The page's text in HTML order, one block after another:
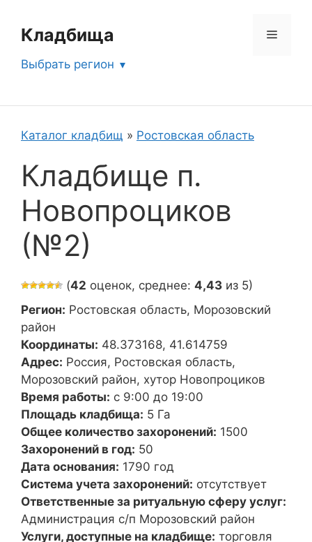
содержимому
Кладбища Меню
Выбрать регион
Каталог кладбищ » Ростовская область
Кладбище п.
Новопроциков
(№2)
(42 оценок, среднее: 4,43 из 5)
Регион: Ростовская область, Морозовский
район
Координаты: 48.373168, 41.614759
Адрес: Россия, Ростовская область,
Морозовский район, хутор Новопроциков
Время работы: с 9:00 до 19:00
Площадь кладбища: 5 Га
Общее количество захоронений: 1500
Захоронений в год: 50
Дата основания: 1790 год
Система учета захоронений: отсутствует
Ответственные за ритуальную сферу услуг:
Администрация с/п Морозовский район
Услуги, доступные на кладбище: торговля